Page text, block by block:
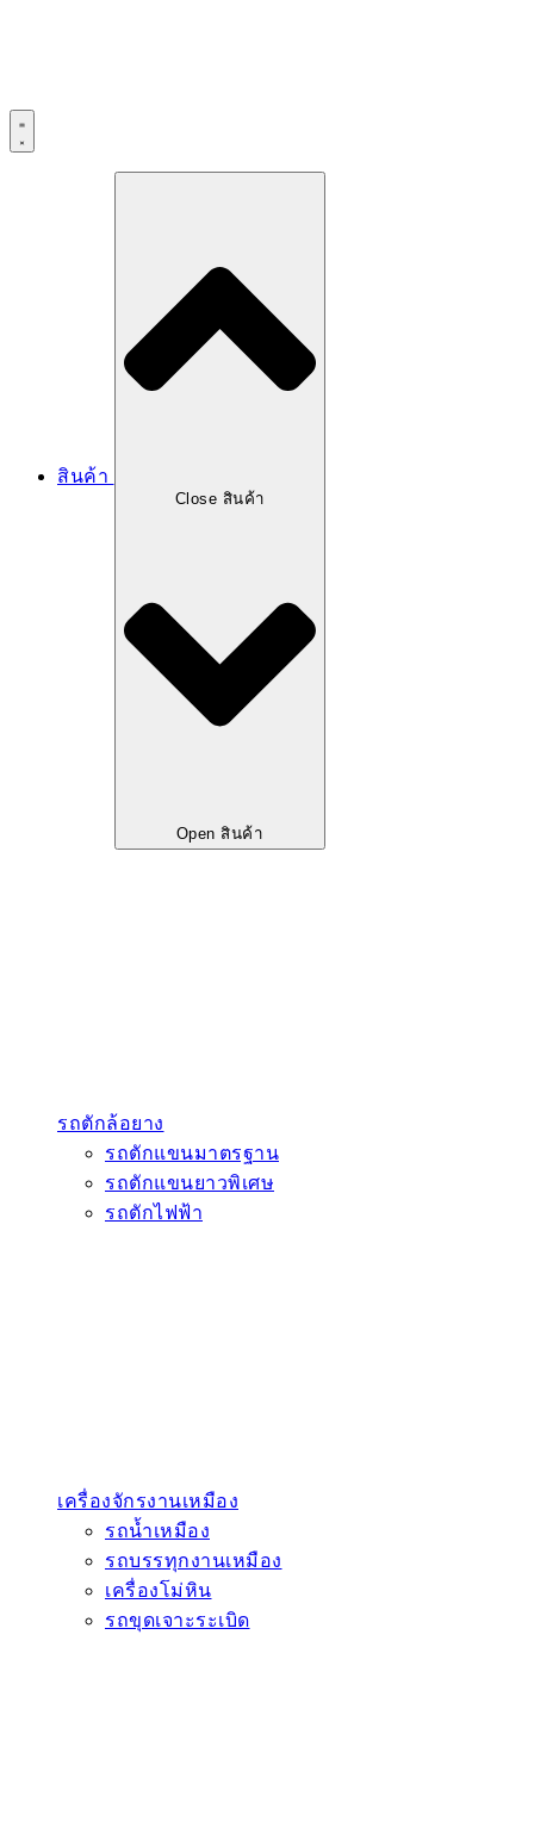
สินค้า
Close สินค้า
Open สินค้า
รถตักล้อยาง
รถตักแขนมาตรฐาน
รถตักแขนยาวพิเศษ
รถตักไฟฟ้า
เครื่องจักรงานเหมือง
รถน้ำเหมือง
รถบรรทุกงานเหมือง
เครื่องโม่หิน
รถขุดเจาะระเบิด